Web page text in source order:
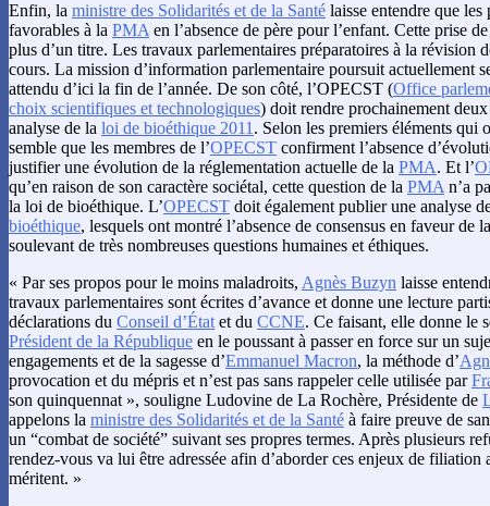
Enfin, la ministre des Solidarités et de la Santé laisse entendre que les
favorables à la PMA en l’absence de père pour l’enfant. Cette prise
plus d’un titre. Les travaux parlementaires préparatoires à la révision
cours. La mission d’information parlementaire poursuit actuellement
attendu d’ici la fin de l’année. De son côté, l’OPECST (Office
choix scientifiques et technologiques) doit rendre prochainement
analyse de la loi de bioéthique 2011 . Selon les premiers éléments qui
semble que les membres de l’OPECST confirment l’absence
justifier une évolution de la réglementation actuelle de la PMA. Et l’
qu’en raison de son caractère sociétal, cette question de la PMA n’a
la loi de bioéthique. L’OPECST doit également publier une analyse
bioéthique, lesquels ont montré l’absence de consensus en faveur de la
soulevant de très nombreuses questions humaines et éthiques.
« Par ses propos pour le moins maladroits, Agnès Buzyn laisse
travaux parlementaires sont écrites d’avance et donne une lecture
déclarations du Conseil d’État et du CCNE. Ce faisant, elle donne le
Président de la République en le poussant à passer en force sur un
engagements et de la sagesse d’Emmanuel Macron, la méthode d’
provocation et du mépris et n’est pas sans rappeler celle utilisée par
son quinquennat », souligne Ludovine de La Rochère, Présidente de
appelons la ministre des Solidarités et de la Santé à faire preuve de
un “combat de société” suivant ses propres termes. Après plusieurs
rendez-vous va lui être adressée afin d’aborder ces enjeux de filiation
méritent. »